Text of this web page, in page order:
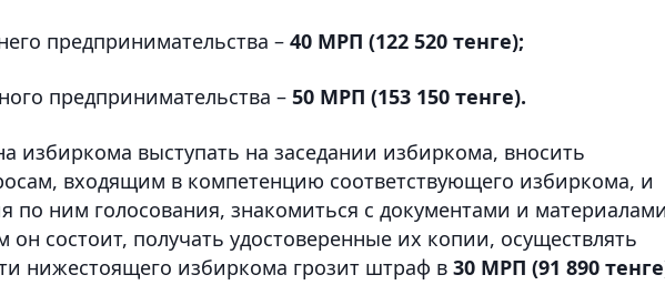
предпринимательства – 40 МРП (122 520 тенге);
предпринимательства – 50 МРП (153 150 тенге).
избиркома выступать на заседании избиркома, вносить
входящим в компетенцию соответствующего избиркома, и
по ним голосования, знакомиться с документами и
состоит, получать удостоверенные их копии, осуществлять
нижестоящего избиркома грозит штраф в 30 МРП (91 890